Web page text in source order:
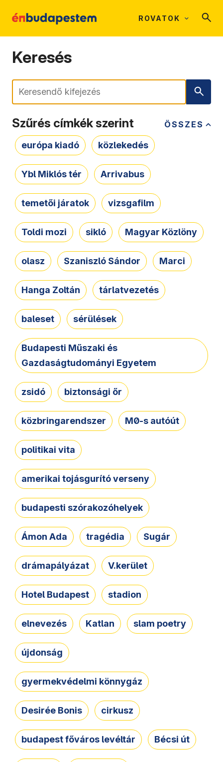
ROVATOK
Keresés
Keresés
ÖSSZES
Szűrés címkék szerint
európa kiadó közlekedés
Ybl Miklós tér Arrivabus
temetői járatok vizsgafilm
Toldi mozi sikló Magyar Közlöny
olasz Szaniszló Sándor Marci
Hanga Zoltán tárlatvezetés
baleset sérülések
Budapesti Műszaki és
Gazdaságtudományi Egyetem
zsidó biztonsági őr
közbringarendszer M0-s autóút
politikai vita
amerikai tojásgurító verseny
budapesti szórakozóhelyek
Ámon Ada tragédia Sugár
drámapályázat V.kerület
Hotel Budapest stadion
elnevezés Katlan slam poetry
újdonság
gyermekvédelmi könnygáz
Desirée Bonis cirkusz
budapest főváros levéltár Bécsi út